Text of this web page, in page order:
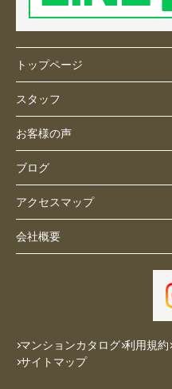
トップページ
スタッフ
お客様の声
ブログ
アクセスマップ
会社概要
マンションカタログ 利用規約
サイトマップ